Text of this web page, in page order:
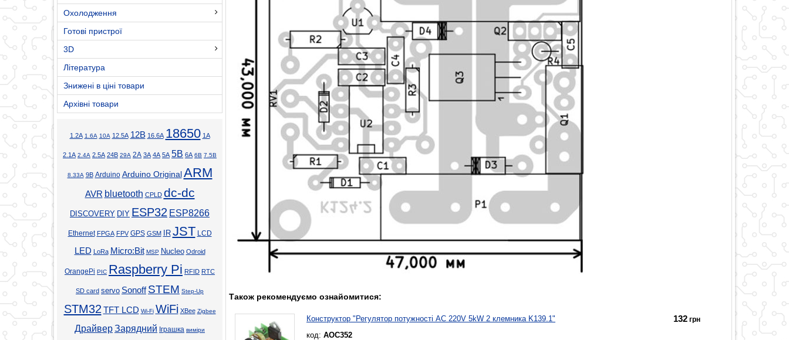
Охолодження
Готові пристрої
3D
Література
Знижені в ціні товари
Архівні товари
1.2А 1.6А 10А 12.5А 12В 16.6А 18650 1А
2.1А 2.4А 2.5А 24В 29А 2А 3А 4А 5А 5В 6А 6В 7.5В
8.33А 9В Arduino Arduino Original ARM
AVR bluetooth CPLD dc-dc
DISCOVERY DIY ESP32 ESP8266
Ethernet FPGA FPV GPS GSM IR JST LCD
LED LoRa Micro:Bit MSP Nucleo Odroid
OrangePi PIC Raspberry Pi RFID RTC
SD card servo Sonoff STEM Step-Up
STM32 TFT LCD Wi-Fi WiFi XBee Zigbee
ДрайверЗарядний Іграшка виміри
Також рекомендуємо ознайомитися:
Конструктор "Регулятор потужності AC 220V 5kW 2 клемника K139.1"
код: AOC352
132грн